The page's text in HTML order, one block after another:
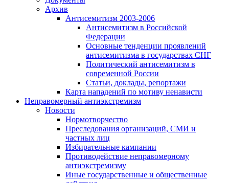
Архив
Антисемитизм 2003-2006
Антисемитизм в Российской
Федерации
Основные тенденции проявлений
антисемитизма в государствах СНГ
Политический антисемитизм в
современной России
Статьи, доклады, репортажи
Карта нападений по мотиву ненависти
Неправомерный антиэкстремизм
Новости
Нормотворчество
Преследования организаций, СМИ и
частных лиц
Избирательные кампании
Противодействие неправомерному
антиэкстремизму
Иные государственные и общественные